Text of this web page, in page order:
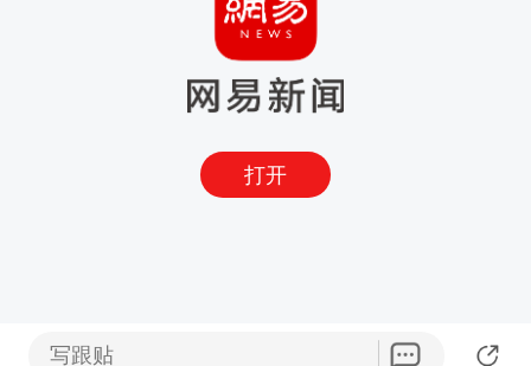
打开
写跟贴